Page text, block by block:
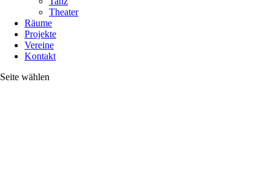
Theater
Räume
Projekte
Vereine
Kontakt
Seite wählen